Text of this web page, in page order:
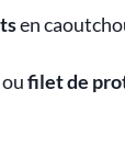
en
filet de